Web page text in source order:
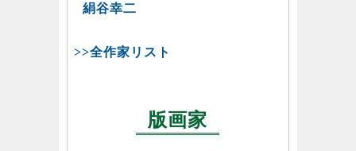
絹谷幸二
>>全作家リスト
版画家